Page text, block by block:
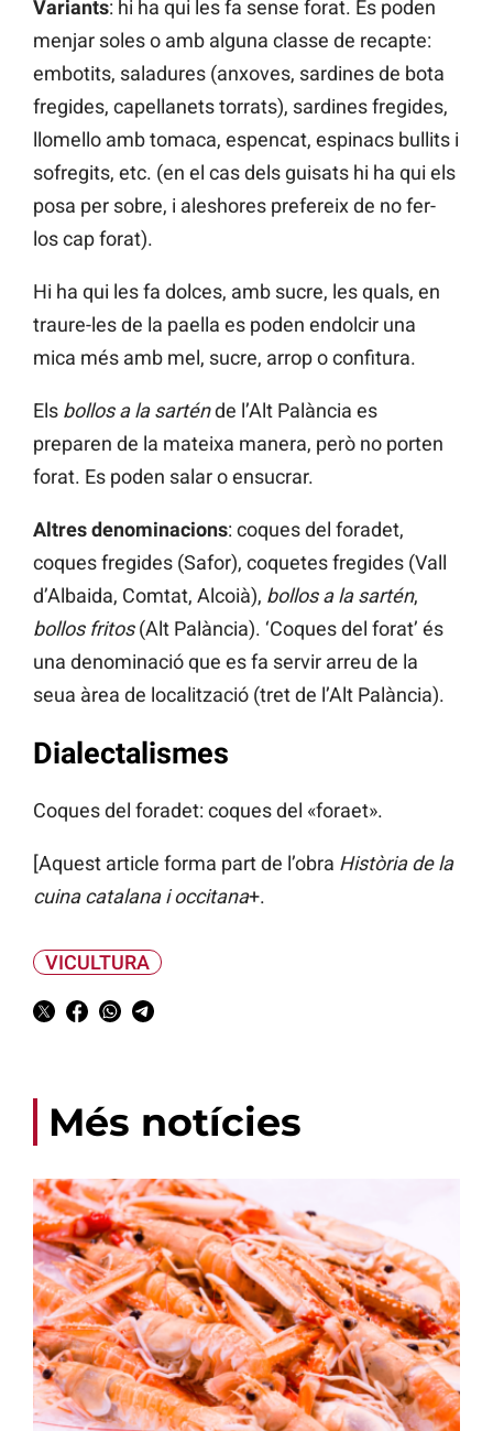
Variants: hi ha qui les fa sense forat. Es poden
menjar soles o amb alguna classe de recapte:
embotits, saladures (anxoves, sardines de bota
fregides, capellanets torrats), sardines fregides,
llomello amb tomaca, espencat, espinacs bullits i
sofregits, etc. (en el cas dels guisats hi ha qui els
posa per sobre, i aleshores prefereix de no fer-
los cap forat).
Hi ha qui les fa dolces, amb sucre, les quals, en
traure-les de la paella es poden endolcir una
mica més amb mel, sucre, arrop o confitura.
Els bollos a la sarténde l’Alt Palància es
preparen de la mateixa manera, però no porten
forat. Es poden salar o ensucrar.
Altres denominacions: coques del foradet,
coques fregides (Safor), coquetes fregides (Vall
d’Albaida, Comtat, Alcoià), bollos a la sartén,
bollos fritos(Alt Palància). ‘Coques del forat’ és
una denominació que es fa servir arreu de la
seua àrea de localització (tret de l’Alt Palància).
Dialectalismes
Coques del foradet: coques del «foraet».
[Aquest article forma part de l’obra Història de la
cuina catalana i occitana+.
VICULTURA
Més notícies